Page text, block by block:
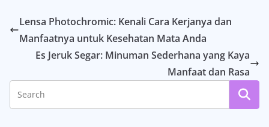
Lensa Photochromic: Kenali Cara Kerjanya dan
Manfaatnya untuk Kesehatan Mata Anda
Es Jeruk Segar: Minuman Sederhana yang Kaya
Manfaat dan Rasa